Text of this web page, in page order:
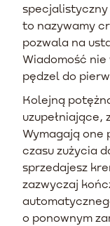
specjalistyczny
to nazywamy
pozwala na
Wiadomość
pędzel do
Kolejną
uzupełniające,
Wymagają one
czasu zużycia
sprzedajesz
zazwyczaj
o ponownym